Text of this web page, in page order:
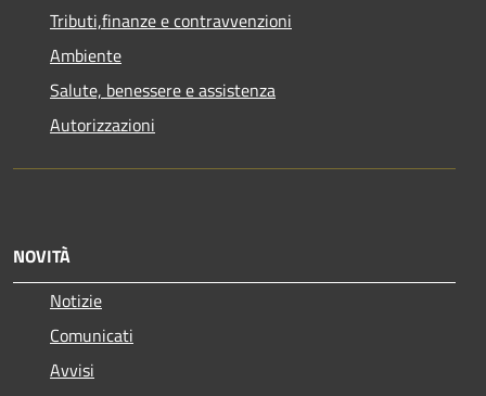
Tributi,finanze e contravvenzioni
Ambiente
Salute, benessere e assistenza
Autorizzazioni
NOVITÀ
Notizie
Comunicati
Avvisi